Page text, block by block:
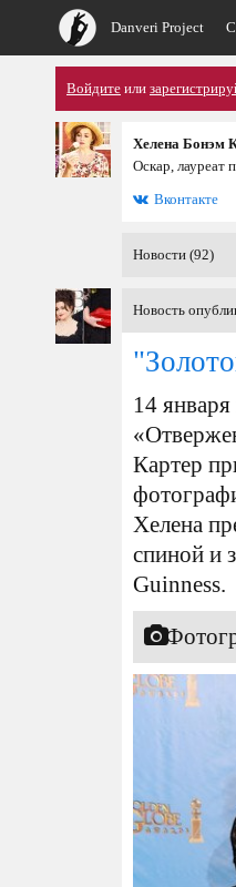
Danveri Project
Войдите или
Хелена Бонэм
Оскар, лауреат
Вконтакте
Новости (92)
Новость
14
Картер
Хелена
спиной и
Guinness.